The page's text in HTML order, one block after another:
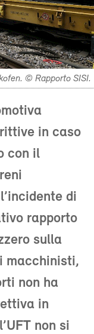
© Rapporto SISI.
in caso
con il
di
rapporto
sulla
macchinisti,
non ha
in
non si